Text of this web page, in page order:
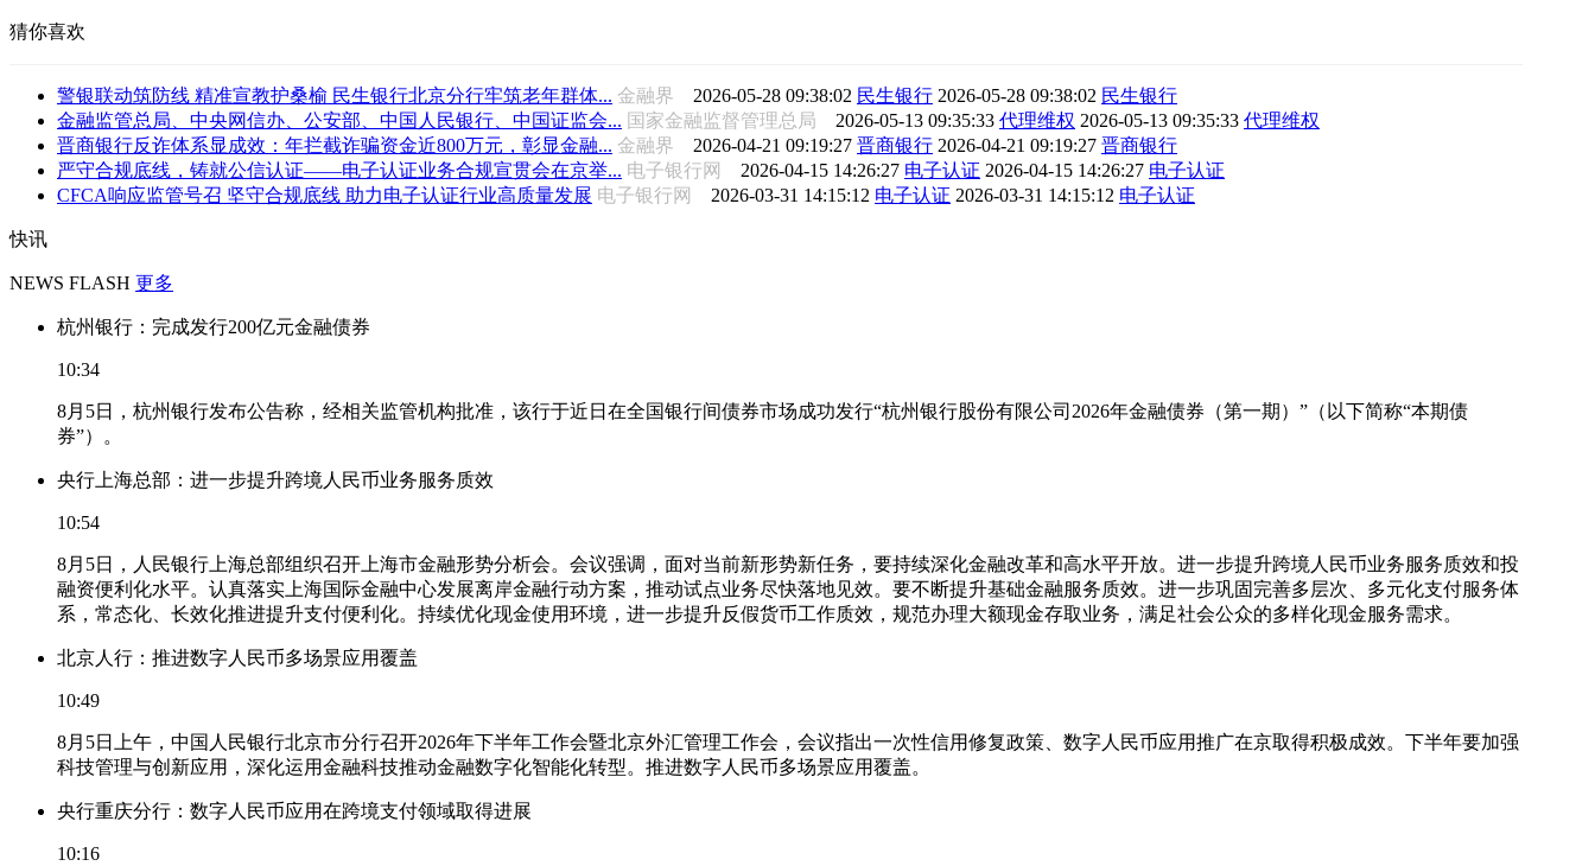
猜你喜欢
警银联动筑防线 精准宣教护桑榆 民生银行北京分行牢筑老年群体... 金融界 2026-05-28 09:38:02 民生银行 2026-05-28 09:38:02 民生银行
金融监管总局、中央网信办、公安部、中国人民银行、中国证监会... 国家金融监督管理总局 2026-05-13 09:35:33 代理维权 2026-05-13 09:35:33 代理维权
晋商银行反诈体系显成效：年拦截诈骗资金近800万元，彰显金融... 金融界 2026-04-21 09:19:27 晋商银行 2026-04-21 09:19:27 晋商银行
严守合规底线，铸就公信认证——电子认证业务合规宣贯会在京举... 电子银行网 2026-04-15 14:26:27 电子认证 2026-04-15 14:26:27 电子认证
CFCA响应监管号召 坚守合规底线 助力电子认证行业高质量发展 电子银行网 2026-03-31 14:15:12 电子认证 2026-03-31 14:15:12 电子认证
快讯
NEWS FLASH 更多
杭州银行：完成发行200亿元金融债券
10:34
8月5日，杭州银行发布公告称，经相关监管机构批准，该行于近日在全国银行间债券市场成功发行“杭州银行股份有限公司2026年金融债券（第一期）”（以下简称“本期债
券”）。
央行上海总部：进一步提升跨境人民币业务服务质效
10:54
8月5日，人民银行上海总部组织召开上海市金融形势分析会。会议强调，面对当前新形势新任务，要持续深化金融改革和高水平开放。进一步提升跨境人民币业务服务质效和投
融资便利化水平。认真落实上海国际金融中心发展离岸金融行动方案，推动试点业务尽快落地见效。要不断提升基础金融服务质效。进一步巩固完善多层次、多元化支付服务体
系，常态化、长效化推进提升支付便利化。持续优化现金使用环境，进一步提升反假货币工作质效，规范办理大额现金存取业务，满足社会公众的多样化现金服务需求。
北京人行：推进数字人民币多场景应用覆盖
10:49
8月5日上午，中国人民银行北京市分行召开2026年下半年工作会暨北京外汇管理工作会，会议指出一次性信用修复政策、数字人民币应用推广在京取得积极成效。下半年要加强
科技管理与创新应用，深化运用金融科技推动金融数字化智能化转型。推进数字人民币多场景应用覆盖。
央行重庆分行：数字人民币应用在跨境支付领域取得进展
10:16